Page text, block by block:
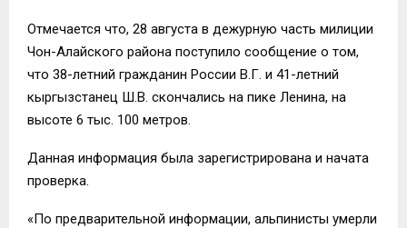
Отмечается что, 28 августа в дежурную часть милиции
Чон-Алайского района поступило сообщение о том,
что 38-летний гражданин России В.Г. и 41-летний
кыргызстанец Ш.В. скончались на пике Ленина, на
высоте 6 тыс. 100 метров.
Данная информация была зарегистрирована и начата
проверка.
«По предварительной информации, альпинисты умерли